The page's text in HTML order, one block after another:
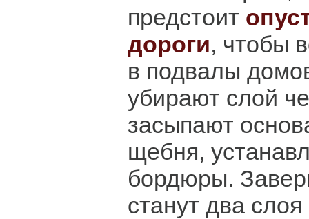
предстоит
дороги, чтобы
в подвалы
убирают слой
засыпают
щебня,
бордюры.
станут два